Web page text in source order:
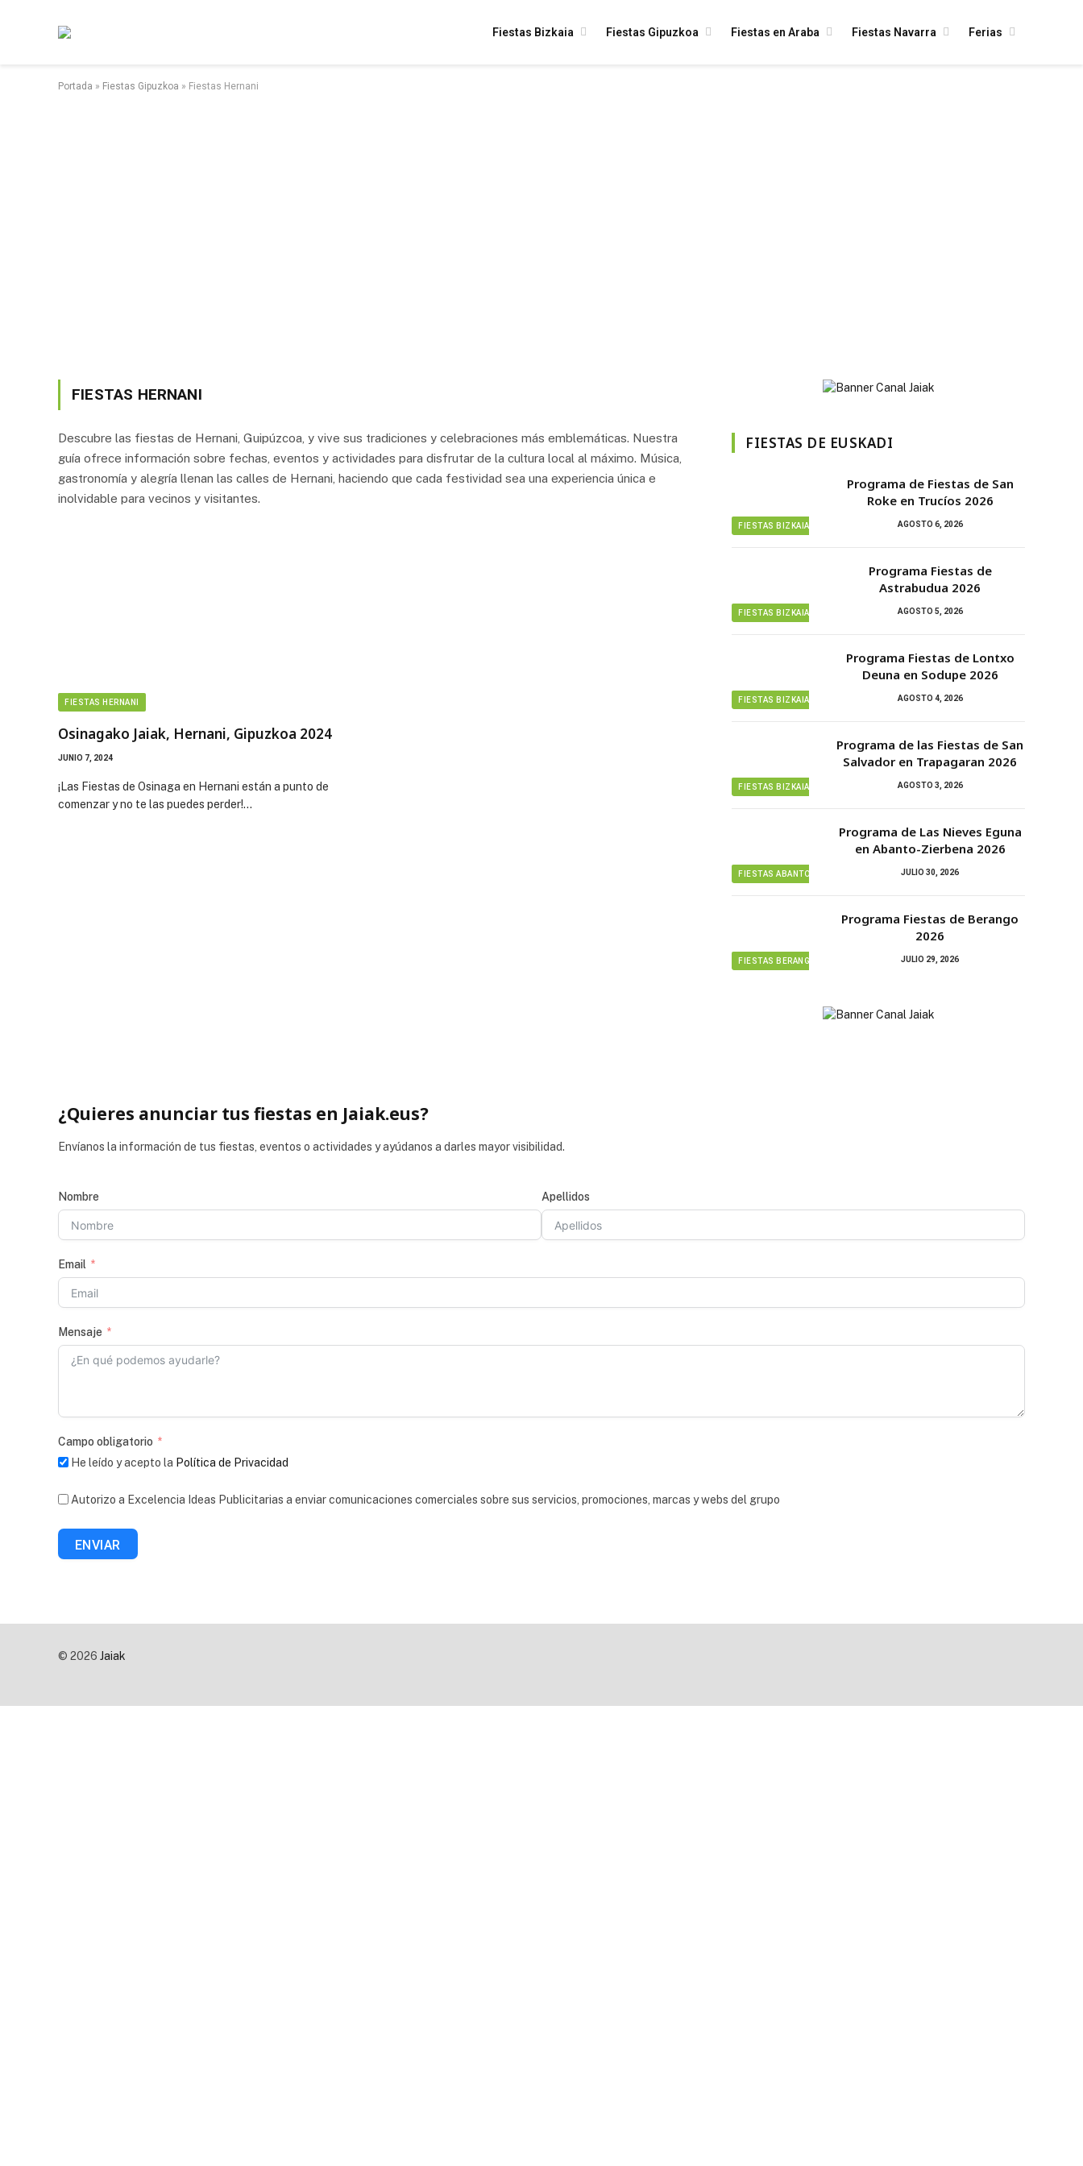
Fiestas Bizkaia Fiestas Gipuzkoa Fiestas en Araba Fiestas Navarra Ferias
Portada » Fiestas Gipuzkoa » Fiestas Hernani
FIESTAS HERNANI
Descubre las fiestas de Hernani, Guipúzcoa, y vive sus tradiciones y celebraciones más emblemáticas. Nuestra
guía ofrece información sobre fechas, eventos y actividades para disfrutar de la cultura local al máximo. Música,
gastronomía y alegría llenan las calles de Hernani, haciendo que cada festividad sea una experiencia única e
inolvidable para vecinos y visitantes.
FIESTAS HERNANI
Osinagako Jaiak, Hernani, Gipuzkoa 2024
JUNIO 7, 2024
¡Las Fiestas de Osinaga en Hernani están a punto de
comenzar y no te las puedes perder!…
FIESTAS DE EUSKADI
FIESTAS BIZKAIA
Programa de Fiestas de San
Roke en Trucíos 2026
AGOSTO 6, 2026
FIESTAS BIZKAIA
Programa Fiestas de
Astrabudua 2026
AGOSTO 5, 2026
FIESTAS BIZKAIA
Programa Fiestas de Lontxo
Deuna en Sodupe 2026
AGOSTO 4, 2026
FIESTAS BIZKAIA
Programa de las Fiestas de San
Salvador en Trapagaran 2026
AGOSTO 3, 2026
FIESTAS ABANTO ZIERBENA
Programa de Las Nieves Eguna
en Abanto-Zierbena 2026
JULIO 30, 2026
FIESTAS BERANGO
Programa Fiestas de Berango
2026
JULIO 29, 2026
¿Quieres anunciar tus fiestas en Jaiak.eus?
Envíanos la información de tus fiestas, eventos o actividades y ayúdanos a darles mayor visibilidad.
Nombre Apellidos
Email
Mensaje
Campo obligatorio
He leído y acepto la Política de Privacidad
Autorizo a Excelencia Ideas Publicitarias a enviar comunicaciones comerciales sobre sus servicios, promociones, marcas y webs del grupo
ENVIAR
© 2026 Jaiak